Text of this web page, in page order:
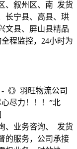
发货
《》羽旺物流公司
尽力！！！”北
发货
、叙州区、南
长宁县、高县、珙
文县、屏山县精品
程监控，24小时为
、业务咨询、
的服务，公司承接